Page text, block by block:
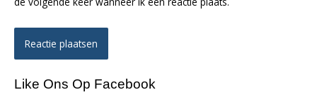
Like Ons Op Facebook